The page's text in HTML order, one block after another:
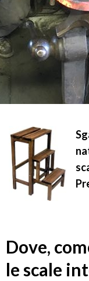
Dove,
le scale